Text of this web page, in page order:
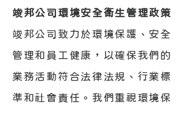
竣邦公司環境安全衛生管理政策
竣邦公司致力於環境保護、安全
管理和員工健康，以確保我們的
業務活動符合法律法規、行業標
準和社會責任。我們重視環境保